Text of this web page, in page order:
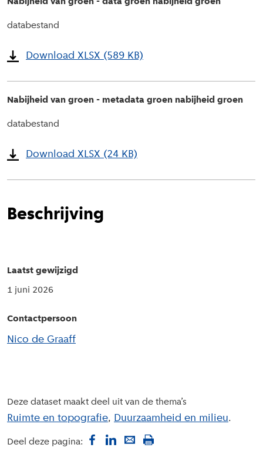
databestand
Download XLSX (589 KB)
Nabijheid van groen - metadata groen nabijheid groen
databestand
Download XLSX (24 KB)
Beschrijving
Laatst gewijzigd
1 juni 2026
Contactpersoon
Nico de Graaff
Deze dataset maakt deel uit van de thema’s
Ruimte en topografie Duurzaamheid en milieu
Deel deze pagina: